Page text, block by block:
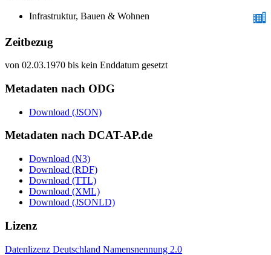
Infrastruktur, Bauen & Wohnen
Zeitbezug
von 02.03.1970 bis kein Enddatum gesetzt
Metadaten nach ODG
Download (JSON)
Metadaten nach DCAT-AP.de
Download (N3)
Download (RDF)
Download (TTL)
Download (XML)
Download (JSONLD)
Lizenz
Datenlizenz Deutschland Namensnennung 2.0